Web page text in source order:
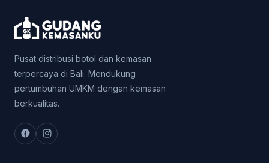
Pusat distribusi botol dan kemasan
terpercaya di Bali. Mendukung
pertumbuhan UMKM dengan kemasan
berkualitas.